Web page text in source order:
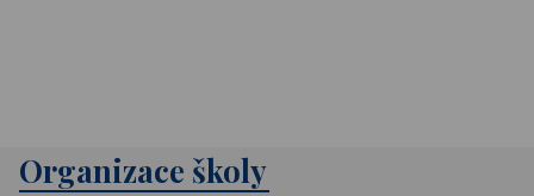
Organizace školy